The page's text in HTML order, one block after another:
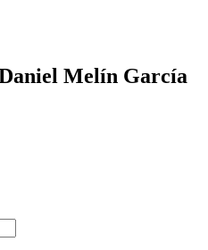
Melín García